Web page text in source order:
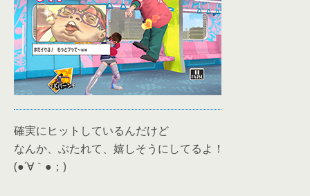
確実にヒットしているんだけど
なんか、ぶたれて、嬉しそうにしてるよ！
(●´∀｀●；)